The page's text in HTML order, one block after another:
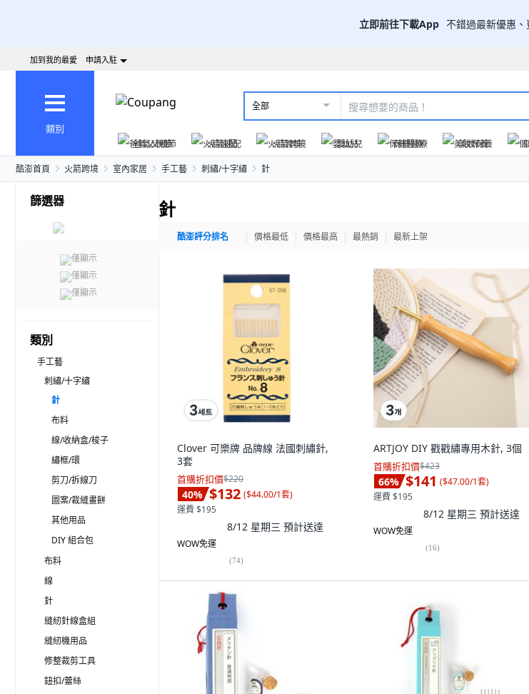
立即前往下載App 不錯過最新優惠、
加到我的最愛 申請入駐
類別
全部
爸氣父親節
火箭速配 火箭跨境 嬰幼兒 保健醫療 美妝保養
酷澎首頁 火箭跨境 室內家居 手工藝 刺繡/十字繡 針
篩選器
僅顯示
僅顯示
僅顯示
類別
手工藝
刺繡/十字繡
針
布料
線/收納盒/梭子
繡框/環
剪刀/拆線刀
圖案/裁縫畫餅
其他用品
DIY 組合包
布料
線
針
縫紉針線盒組
縫紉機用品
修整裁剪工具
鈕扣/蕾絲
針
酷澎評分排名 價格最低 價格最高 最熱銷 最新上架
Clover 可樂牌 品牌線 法國刺繡針,
3套
首購折扣價$220
40% $132 ($44.00/1套)
運費 $195
8/12 星期三 預計送達
WOW免運
(74)
ARTJOY DIY 戳戳繡專用木針, 3個
首購折扣價$423
66% $141 ($47.00/1套)
運費 $195
8/12 星期三 預計送達
WOW免運
(16)